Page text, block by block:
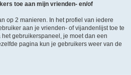
toe aan mijn vrienden- en/of
op 2 manieren. In het profiel van iedere
aan je vrienden- of vijandenlijst toe te
gebruikerspaneel, je moet dan een
pagina kun je gebruikers weer van de